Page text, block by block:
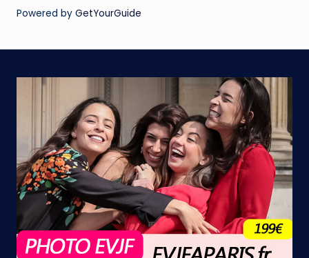
Powered by GetYourGuide